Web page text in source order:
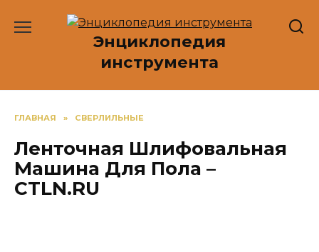
Энциклопедия
инструмента
ГЛАВНАЯ » СВЕРЛИЛЬНЫЕ
Ленточная Шлифовальная
Машина Для Пола –
CTLN.RU